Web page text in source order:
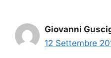
Giovanni
12 Settembre